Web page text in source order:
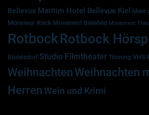
Bellevue Maritim Hotel Bellevue Kiel Meer
Monsieur Kock Movement Bielefeld Movement
RotbockRotbock
Büdelsdorf Studio Filmtheater Tönning VHS
WeihnachtenWeihnachten
HerrenWein und Krimi